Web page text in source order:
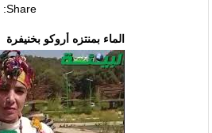
Share:
الماء بمنتزه أروكو بخنيفرة